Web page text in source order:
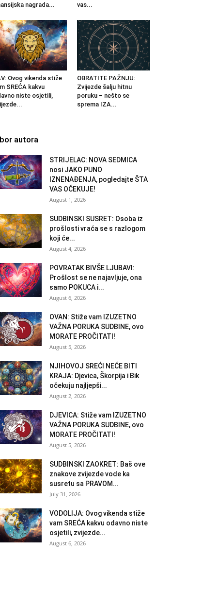
nagrada...
vas...
Ovog vikenda stiže
SREĆA kakvu
niste osjetili,
OBRATITE PAŽNJU:
Zvijezde šalju hitnu
poruku – nešto se
sprema IZA...
autora
STRIJELAC: NOVA SEDMICA
nosi JAKO PUNO
IZNENAĐENJA, pogledajte ŠTA
VAS OČEKUJE!
August 1, 2026
SUDBINSKI SUSRET: Osoba iz
prošlosti vraća se s razlogom
koji će...
August 4, 2026
POVRATAK BIVŠE LJUBAVI:
Prošlost se ne najavljuje, ona
samo POKUCA i...
August 6, 2026
OVAN: Stiže vam IZUZETNO
VAŽNA PORUKA SUDBINE, ovo
MORATE PROČITATI!
August 5, 2026
NJIHOVOJ SREĆI NEĆE BITI
KRAJA: Djevica, Škorpija i Bik
očekuju najljepši...
August 2, 2026
DJEVICA: Stiže vam IZUZETNO
VAŽNA PORUKA SUDBINE, ovo
MORATE PROČITATI!
August 5, 2026
SUDBINSKI ZAOKRET: Baš ove
znakove zvijezde vode ka
susretu sa PRAVOM...
July 31, 2026
VODOLIJA: Ovog vikenda stiže
vam SREĆA kakvu odavno niste
osjetili, zvijezde...
August 6, 2026